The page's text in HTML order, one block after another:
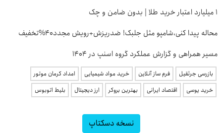
۱ میلیارد اعتبار خرید طلا | بدون ضامن و چک
محاله پیدا کنی،شامپو مثل جلبک! ضدریزش+رویش مجدد40%تخفیف
مسیر همراهی و گزارش عملکرد گروه اسنپ در ۱۴۰۴
بازرسی جرثقیل فرم ساز آنلاین خرید مواد شیمیایی
امداد کرمان موتور
خرید یوسی
اقتصاد ایرانی بهترین بروکر ارز دیجیتال بلیط اتوبوس
نسخه دسکتاپ